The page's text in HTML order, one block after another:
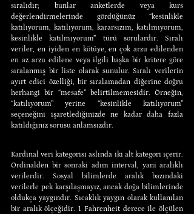
sıralıdır; bunlar anketlerde veya kurs
değerlendirmelerinde gördüğünüz “kesinlikle
katılıyorum, katılıyorum, kararsızım, katılmıyorum,
kesinlikle katılmıyorum” türü sorulardır. Sıralı
veriler, en iyiden en kötüye, en çok arzu edilenden
en az arzu edilene veya ilgili başka bir kritere göre
sıralanmış bir liste olarak sunulur. Sıralı verilerin
ayırt edici özelliği, bir sıralamadan diğerine doğru
herhangi bir “mesafe” belirtilmemesidir. Örneğin,
“katılıyorum” yerine “kesinlikle katılıyorum”
seçeneğini işaretlediğinizde ne kadar daha fazla
katıldığınız sorusu anlamsızdır.
Kardinal veri kategorisi aslında iki alt kategori içerir.
Ordinalden bir sonraki adım interval, yani aralıklı
verilerdir. Sosyal bilimlerde aralık bazındaki
verilerle pek karşılaşmayız, ancak doğa bilimlerinde
oldukça yaygındır. Sıcaklık yaygın olarak kullanılan
bir aralık ölçeğidir. 1 Fahrenheit derece ile ölçülen